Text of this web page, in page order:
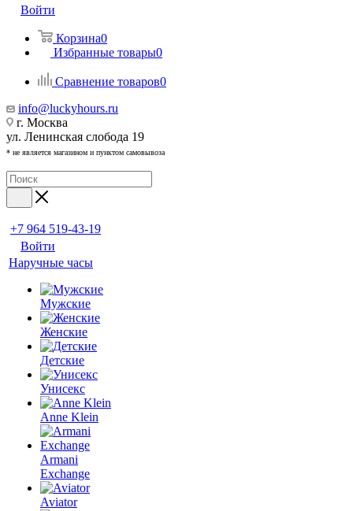
Войти
Корзина0
Избранные товары0
Сравнение товаров0
info@luckyhours.ru
г. Москва
ул. Ленинская слобода 19
* не является магазином и пунктом самовывоза
+7 964 519-43-19
Войти
Наручные часы
Мужские
Женские
Детские
Унисекс
Anne Klein
Armani
Exchange
Aviator